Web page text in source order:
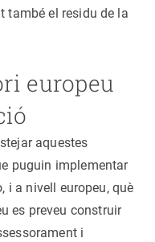
també el residu de la
europeu
aquestes
puguin implementar
i a nivell europeu, què
es preveu construir
i